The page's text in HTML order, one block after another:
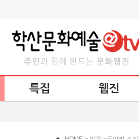
특집 웹진